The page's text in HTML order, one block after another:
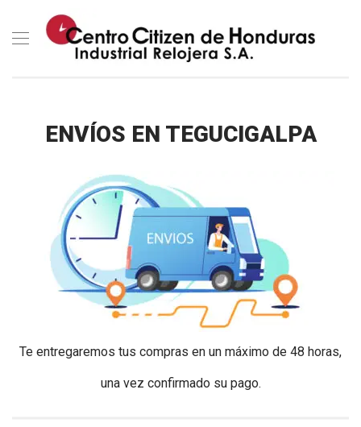
ENVÍOS EN TEGUCIGALPA
Te entregaremos tus compras en un máximo de 48 horas,
una vez confirmado su pago.